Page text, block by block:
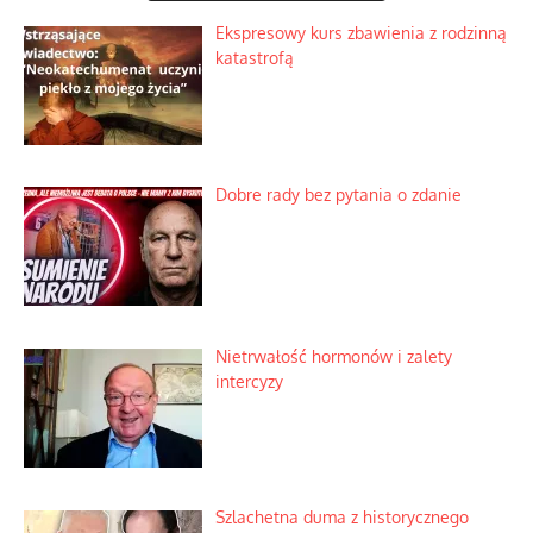
Ekspresowy kurs zbawienia z rodzinną
katastrofą
Dobre rady bez pytania o zdanie
Nietrwałość hormonów i zalety
intercyzy
Szlachetna duma z historycznego